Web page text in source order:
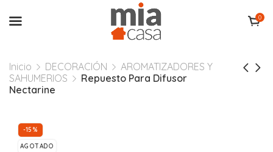
0
Inicio DECORACIÓN
AROMATIZADORES Y
SAHUMERIOS
Repuesto Para Difusor
Nectarine
-15%
AGOTADO